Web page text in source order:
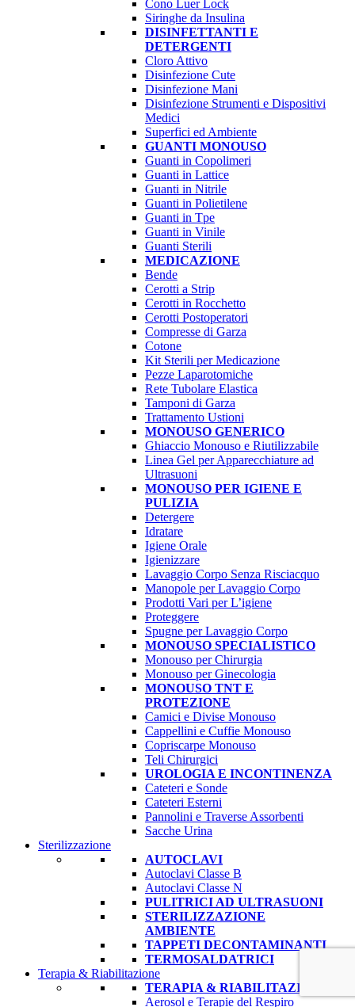
Cono Luer Lock
Siringhe da Insulina
DISINFETTANTI E
DETERGENTI
Cloro Attivo
Disinfezione Cute
Disinfezione Mani
Disinfezione Strumenti e Dispositivi
Medici
Superfici ed Ambiente
GUANTI MONOUSO
Guanti in Copolimeri
Guanti in Lattice
Guanti in Nitrile
Guanti in Polietilene
Guanti in Tpe
Guanti in Vinile
Guanti Sterili
MEDICAZIONE
Bende
Cerotti a Strip
Cerotti in Rocchetto
Cerotti Postoperatori
Compresse di Garza
Cotone
Kit Sterili per Medicazione
Pezze Laparotomiche
Rete Tubolare Elastica
Tamponi di Garza
Trattamento Ustioni
MONOUSO GENERICO
Ghiaccio Monouso e Riutilizzabile
Linea Gel per Apparecchiature ad
Ultrasuoni
MONOUSO PER IGIENE E
PULIZIA
Detergere
Idratare
Igiene Orale
Igienizzare
Lavaggio Corpo Senza Risciacquo
Manopole per Lavaggio Corpo
Prodotti Vari per L’igiene
Proteggere
Spugne per Lavaggio Corpo
MONOUSO SPECIALISTICO
Monouso per Chirurgia
Monouso per Ginecologia
MONOUSO TNT E
PROTEZIONE
Camici e Divise Monouso
Cappellini e Cuffie Monouso
Copriscarpe Monouso
Teli Chirurgici
UROLOGIA E INCONTINENZA
Cateteri e Sonde
Cateteri Esterni
Pannolini e Traverse Assorbenti
Sacche Urina
Sterilizzazione
AUTOCLAVI
Autoclavi Classe B
Autoclavi Classe N
PULITRICI AD ULTRASUONI
STERILIZZAZIONE
AMBIENTE
TAPPETI DECONTAMINANTI
TERMOSALDATRICI
Terapia & Riabilitazione
TERAPIA & RIABILITAZIONE
Aerosol e Terapie del Respiro